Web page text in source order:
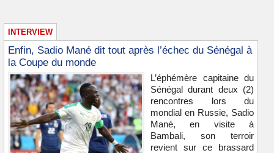
INTERVIEW
Enfin, Sadio Mané dit tout après l’échec du Sénégal à
la Coupe du monde
L’éphémère capitaine du
Sénégal durant deux (2)
rencontres lors du
mondial en Russie, Sadio
Mané, en visite à
Bambali, son terroir
revient sur ce brassard